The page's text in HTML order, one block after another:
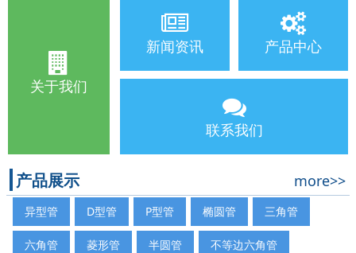
关于我们
新闻资讯 产品中心
联系我们
产品展示 more>>
异型管 D型管 P型管 椭圆管 三角管
六角管 菱形管 半圆管 不等边六角管